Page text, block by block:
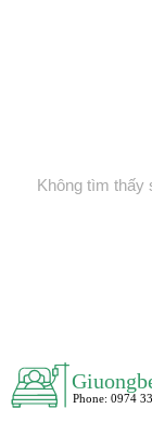
Không tìm